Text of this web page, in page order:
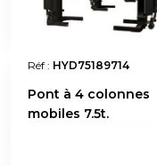
Réf : HYD75189714
Pont à 4 colonnes
mobiles 7.5t.